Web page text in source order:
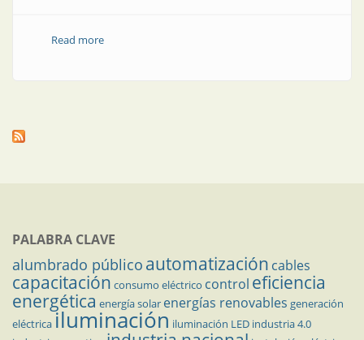
Read moreabout El electricista matriculado y el profesional de
PALABRA CLAVE
alumbrado público automatización cables
capacitación consumo eléctrico control eficiencia
energética energía solar energías renovables generación
eléctricailuminación iluminación LED industria 4.0